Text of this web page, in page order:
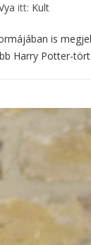
itt: Kult
is
Harry Potter-